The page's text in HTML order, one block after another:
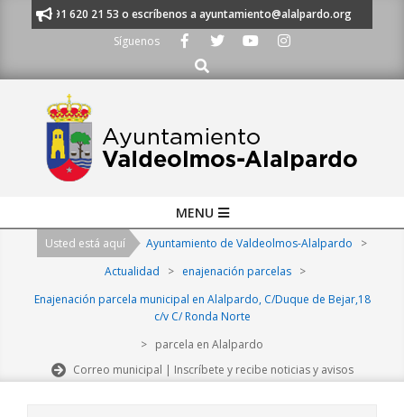
al 91 620 21 53 o escríbenos a ayuntamiento@alalpardo.org
Síguenos
Buscar
Navigation
MENU
Usted está aquí Ayuntamiento de Valdeolmos-Alalpardo
>
Actualidad
> enajenación parcelas
>
Enajenación parcela municipal en Alalpardo, C/Duque de Bejar,18
c/v C/ Ronda Norte
> parcela en Alalpardo
Correo municipal | Inscríbete y recibe noticias y avisos